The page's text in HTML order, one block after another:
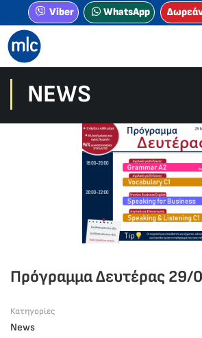
Viber WhatsApp
NEWS
Πρόγραμμα Δευτέρας 29/
Κατηγορίες
News